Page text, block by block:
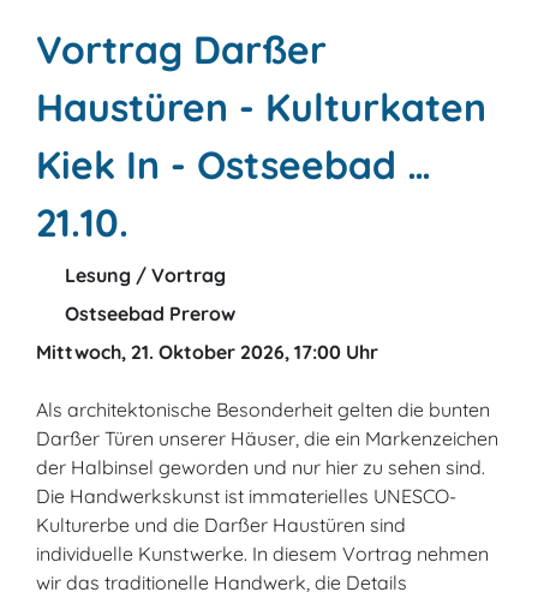
Vortrag Darßer
Haustüren - Kulturkaten
Kiek In - Ostseebad …
21.10.
Lesung / Vortrag
Ostseebad Prerow
Mittwoch, 21. Oktober 2026, 17:00 Uhr
Als architektonische Besonderheit gelten die bunten
Darßer Türen unserer Häuser, die ein Markenzeichen
der Halbinsel geworden und nur hier zu sehen sind.
Die Handwerkskunst ist immaterielles UNESCO-
Kulturerbe und die Darßer Haustüren sind
individuelle Kunstwerke. In diesem Vortrag nehmen
wir das traditionelle Handwerk, die Details